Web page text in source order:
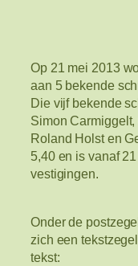
Op 21 mei 2013
aan 5 bekende
Die vijf bekende
Simon
Roland Holst en
5,40 en is vanaf
vestigingen.
Onder de
zich een
tekst: